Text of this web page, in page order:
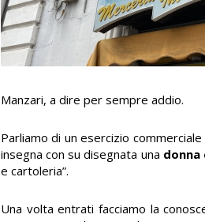
Manzari, a dire per sempre addio.
Parliamo di un esercizio
insegna con su disegnata una donna
e cartoleria”.
Una volta entrati facciamo la